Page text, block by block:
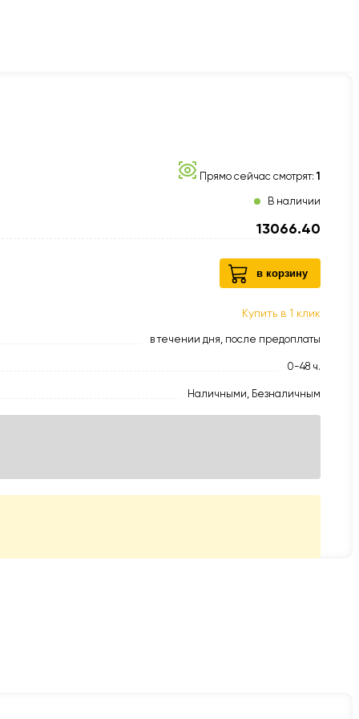
Прямо сейчас смотрят:1
В наличии
13066.40
в корзину
Купить в 1 клик
в течении дня, после предоплаты
0-48 ч.
Наличными, Безналичным